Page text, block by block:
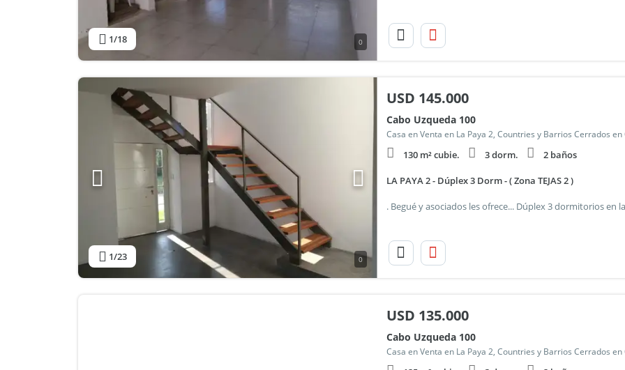
1/18 0
1/23 0
USD 145.000
Cabo Uzqueda 100
Casa en Venta en La Paya 2, Countries y Barrios Cerrados
130 m² cubie. 3 dorm. 2 baños
LA PAYA 2 - Dúplex 3 Dorm - ( Zona TEJAS 2 )
USD 135.000
Cabo Uzqueda 100
Casa en Venta en La Paya 2, Countries y Barrios Cerrados